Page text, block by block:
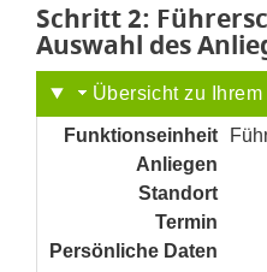
Schritt 2von 6
:
Auswahl des
Übersicht zu Ihrem
Funktionseinheit
Anliegen
Standort
Termin
Persönliche Daten